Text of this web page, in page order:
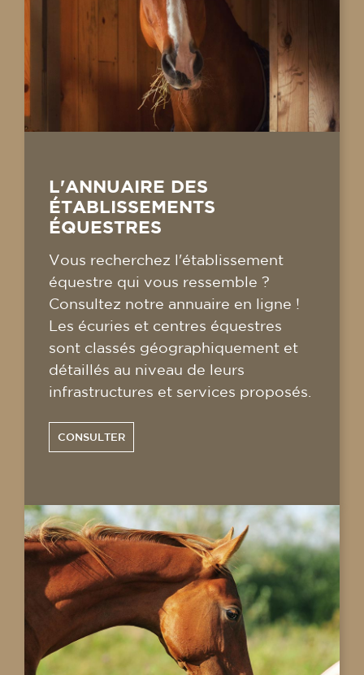
L'ANNUAIRE DES
ÉTABLISSEMENTS
ÉQUESTRES
Vous recherchez l'établissement
équestre qui vous ressemble ?
Consultez notre annuaire en ligne !
Les écuries et centres équestres
sont classés géographiquement et
détaillés au niveau de leurs
infrastructures et services proposés.
CONSULTER